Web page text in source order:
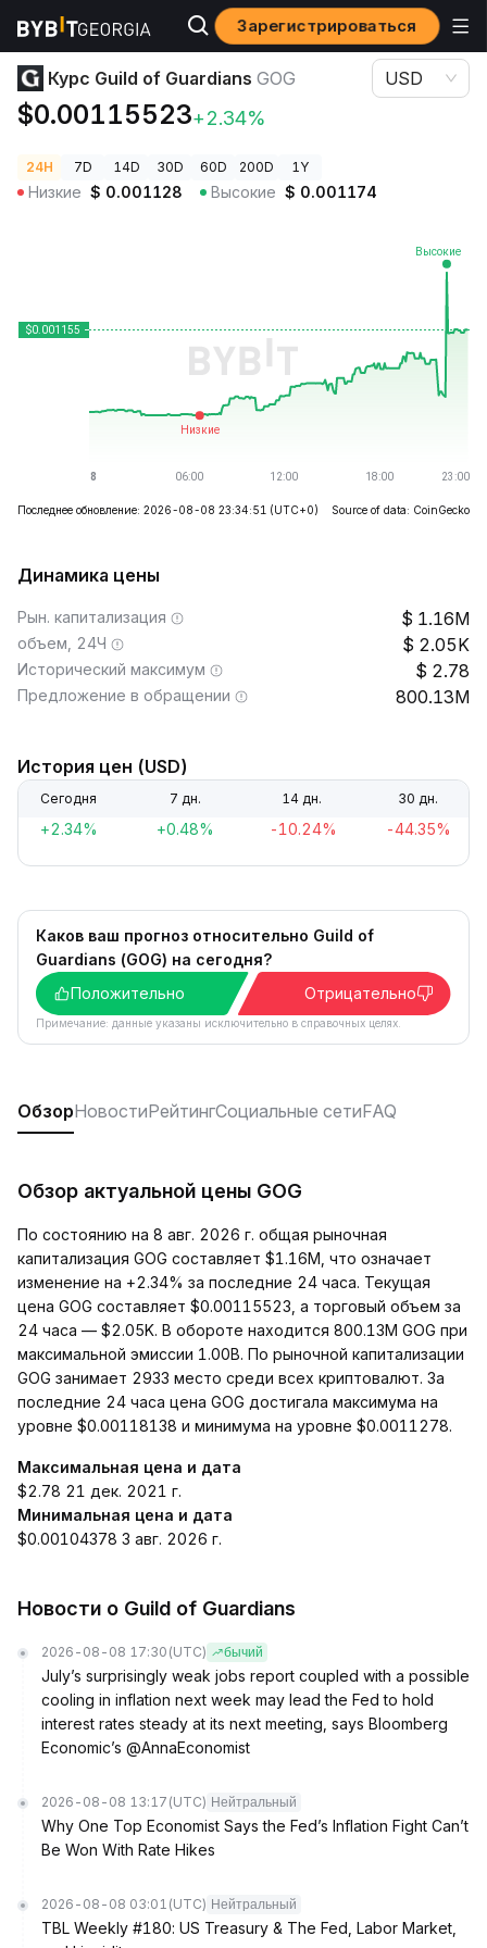
Зарегистрироваться
Цены криптовалют Курс Guild of Guardians GOG
Курс Guild of Guardians GOG
$0.00115523+2.34%
USD
24H 7D 14D 30D 60D 200D 1Y
Низкие $ 0.001128 Высокие $ 0.001174
Последнее обновление: 2026-08-08 23:34:51 (UTC+0) Source of data: CoinGecko
Динамика цены
Рын. капитализация 1.16M
объем, 24Ч 2.05K
Исторический максимум 2.78
Предложение в обращении 800.13M
История цен (USD)
Сегодня 7 дн. 14 дн. 30 дн.
+2.34% +0.48% -10.24% -44.35%
Каков ваш прогноз относительно Guild of
Guardians (GOG) на сегодня?
Положительно
Отрицательно
Примечание: данные указаны исключительно в справочных целях.
ОбзорНовостиРейтингСоциальные сетиFAQ
Обзор актуальной цены GOG
По состоянию на 8 авг. 2026 г. общая рыночная
капитализация GOG составляет $1.16M, что означает
изменение на +2.34% за последние 24 часа. Текущая
цена GOG составляет $0.00115523, а торговый объем за
24 часа — $2.05K. В обороте находится 800.13M GOG при
максимальной эмиссии 1.00B. По рыночной капитализации
GOG занимает 2933 место среди всех криптовалют. За
последние 24 часа цена GOG достигала максимума на
уровне $0.00118138 и минимума на уровне $0.0011278.
Максимальная цена и дата
$2.78 21 дек. 2021 г.
Минимальная цена и дата
$0.00104378 3 авг. 2026 г.
Новости о Guild of Guardians
2026-08-08 17:30 (UTC) бычий
July’s surprisingly weak jobs report coupled with a possible
cooling in inflation next week may lead the Fed to hold
interest rates steady at its next meeting, says Bloomberg
Economic’s @AnnaEconomist
2026-08-08 13:17 (UTC) Нейтральный
Why One Top Economist Says the Fed’s Inflation Fight Can’t
Be Won With Rate Hikes
2026-08-08 03:01 (UTC) Нейтральный
TBL Weekly #180: US Treasury & The Fed, Labor Market,